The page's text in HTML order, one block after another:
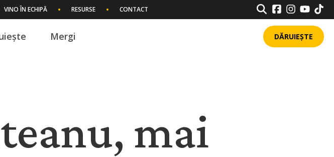
VINO ÎN ECHIPĂ RESURSE CONTACT SEARCH
Mergi DĂRUIEȘTE
mai